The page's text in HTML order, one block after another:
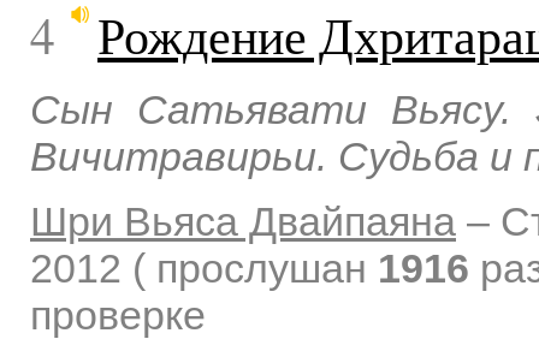
4 Рождение
Сын Сатьявати Вьясу.
Вичитравирьи. Судьба и
Шри Вьяса Двайпаяна –
2012 ( прослушан 1916
проверке